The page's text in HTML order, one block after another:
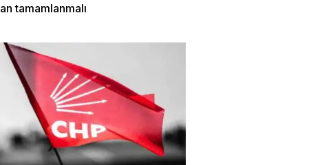
tamamlanmalı